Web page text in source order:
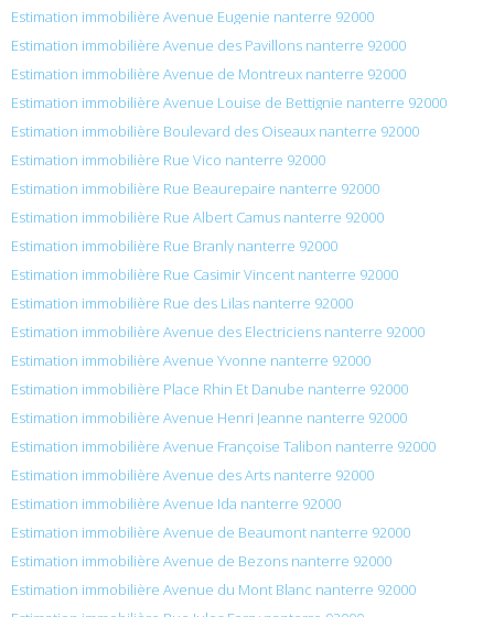
Estimation immobilière Avenue Eugenie nanterre 92000
Estimation immobilière Avenue des Pavillons nanterre 92000
Estimation immobilière Avenue de Montreux nanterre 92000
Estimation immobilière Avenue Louise de Bettignie nanterre 92000
Estimation immobilière Boulevard des Oiseaux nanterre 92000
Estimation immobilière Rue Vico nanterre 92000
Estimation immobilière Rue Beaurepaire nanterre 92000
Estimation immobilière Rue Albert Camus nanterre 92000
Estimation immobilière Rue Branly nanterre 92000
Estimation immobilière Rue Casimir Vincent nanterre 92000
Estimation immobilière Rue des Lilas nanterre 92000
Estimation immobilière Avenue des Electriciens nanterre 92000
Estimation immobilière Avenue Yvonne nanterre 92000
Estimation immobilière Place Rhin Et Danube nanterre 92000
Estimation immobilière Avenue Henri Jeanne nanterre 92000
Estimation immobilière Avenue Françoise Talibon nanterre 92000
Estimation immobilière Avenue des Arts nanterre 92000
Estimation immobilière Avenue Ida nanterre 92000
Estimation immobilière Avenue de Beaumont nanterre 92000
Estimation immobilière Avenue de Bezons nanterre 92000
Estimation immobilière Avenue du Mont Blanc nanterre 92000